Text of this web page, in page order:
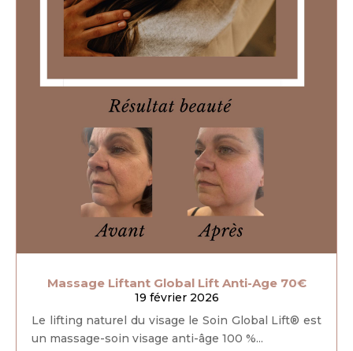
Massage Liftant Global Lift Anti-Age 70€
19 février 2026
Le lifting naturel du visage le Soin Global Lift® est
un massage-soin visage anti-âge 100 %...